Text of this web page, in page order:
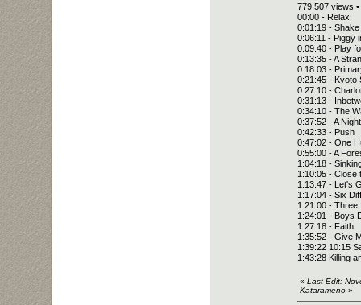
779,507 views
00:00 - Relax
0:01:19 -
0:06:11 - Piggy
0:09:40 - Play
0:13:35 - A
0:18:03 -
0:21:45 - Kyoto
0:27:10 -
0:31:13 -
0:34:10 - The
0:37:52 - A
0:42:33 - Push
0:47:02 - One
0:55:00 - A
1:04:18 -
1:10:05 - Close
1:13:47 - Let's
1:17:04 - Six
1:21:00 - Three
1:24:01 - Boys
1:27:18 - Faith
1:35:52 - Give
1:39:22 10:15
1:43:28 Killing
« Last Edit:
Katarameno »